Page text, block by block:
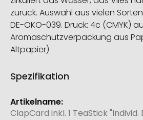
zurück. Auswahl aus vielen
DE-ÖKO-039. Druck: 4c (CMYK)
Aromaschutzverpackung aus
Altpapier)
Spezifikation
Weitere
Informationen
ClapCard inkl. 1 TeaStick "Individ.